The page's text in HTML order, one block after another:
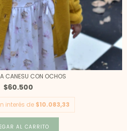
CANESU CON OCHOS
$60.500
interés de $10.083,33
AL CARRITO